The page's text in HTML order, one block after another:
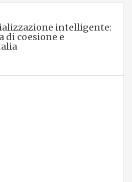
intelligente:
di coesione e